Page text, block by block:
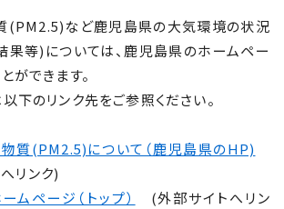
など鹿児島県の大気環境の状況
果等)については、鹿児島県のホームペー
ができます。
下のリンク先をご参照ください。
質(PM2.5)について（鹿児島県のHP)
リンク)
ムページ（トップ）
(外部サイトへリン